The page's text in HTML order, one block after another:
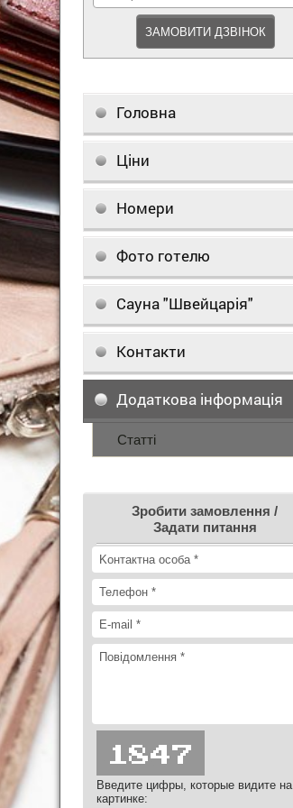
Головна
Ціни
Номери
Фото готелю
Сауна "Швейцарія"
Контакти
Додаткова інформація
Статті
Зробити замовлення /
Задати питання
Введите цифры, которые видите на
картинке: